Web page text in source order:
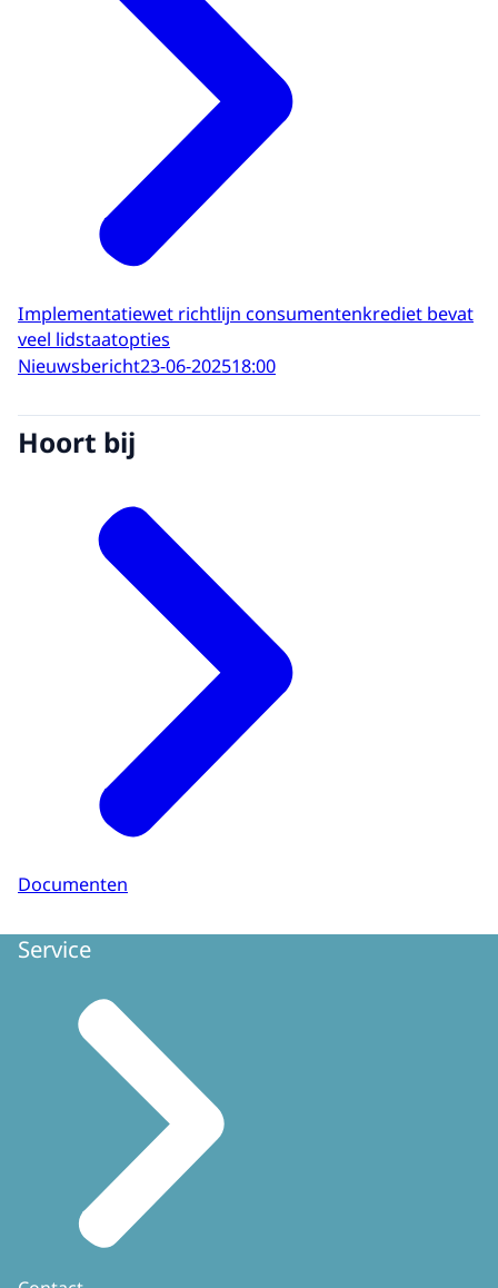
Implementatiewet richtlijn consumentenkrediet bevat
veel lidstaatopties
Nieuwsbericht23-06-202518:00
Hoort bij
Documenten
Service